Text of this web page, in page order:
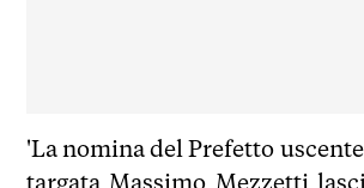
'La nomina del Prefetto
targata Massimo Mezzetti